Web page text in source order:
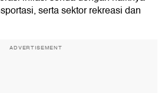
serta sektor rekreasi dan
ADVERTISEMENT